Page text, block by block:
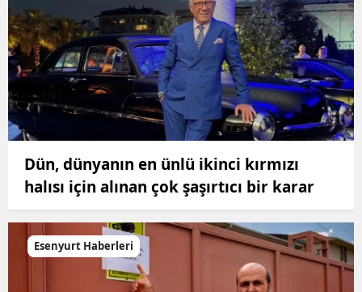
Dün, dünyanın en ünlü ikinci kırmızı
halısı için alınan çok şaşırtıcı bir karar
Esenyurt Haberleri